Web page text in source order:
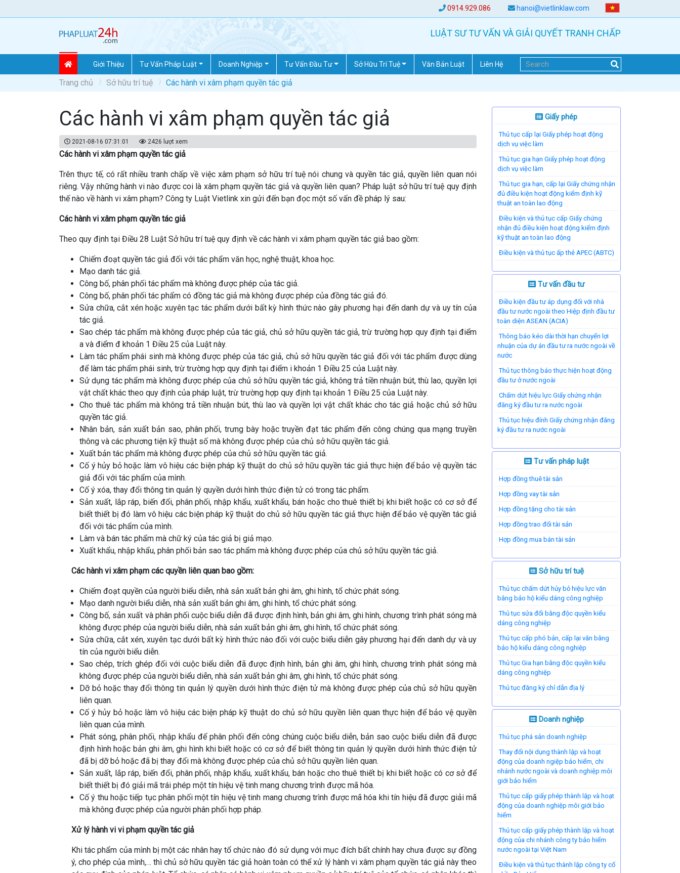
0914.929.086 hanoi@vietlinklaw.com
LUẬT SƯ TƯ VẤN VÀ GIẢI QUYẾT TRANH CHẤP
Giới Thiệu Tư Vấn Pháp Luật Doanh Nghiệp Tư Vấn Đầu Tư Sở Hữu Trí Tuệ Văn Bản Luật Liên Hệ
Trang chủ Sở hữu trí tuệ Các hành vi xâm phạm quyền tác giả
Các hành vi xâm phạm quyền tác giả
2021-08-16 07:31:01 2426 lượt xem
Các hành vi xâm phạm quyền tác giả
Trên thực tế, có rất nhiều tranh chấp về việc xâm phạm sở hữu trí tuệ nói chung và quyền tác giả, quyền liên quan nói
riêng. Vậy những hành vi nào được coi là xâm phạm quyền tác giả và quyền liên quan? Pháp luật sở hữu trí tuệ quy định
thế nào về hành vi xâm phạm? Công ty Luật Vietlink xin gửi đến bạn đọc một số vấn đề pháp lý sau:
Các hành vi xâm phạm quyền tác giả
Theo quy định tại Điều 28 Luật Sở hữu trí tuệ quy định về các hành vi xâm phạm quyền tác giả bao gồm:
Chiếm đoạt quyền tác giả đối với tác phẩm văn học, nghệ thuật, khoa học.
Mạo danh tác giả.
Công bố, phân phối tác phẩm mà không được phép của tác giả.
Công bố, phân phối tác phẩm có đồng tác giả mà không được phép của đồng tác giả đó.
Sửa chữa, cắt xén hoặc xuyên tạc tác phẩm dưới bất kỳ hình thức nào gây phương hại đến danh dự và uy tín của
tác giả.
Sao chép tác phẩm mà không được phép của tác giả, chủ sở hữu quyền tác giả, trừ trường hợp quy định tại điểm
a và điểm đ khoản 1 Điều 25 của Luật này.
Làm tác phẩm phái sinh mà không được phép của tác giả, chủ sở hữu quyền tác giả đối với tác phẩm được dùng
để làm tác phẩm phái sinh, trừ trường hợp quy định tại điểm i khoản 1 Điều 25 của Luật này.
Sử dụng tác phẩm mà không được phép của chủ sở hữu quyền tác giả, không trả tiền nhuận bút, thù lao, quyền lợi
vật chất khác theo quy định của pháp luật, trừ trường hợp quy định tại khoản 1 Điều 25 của Luật này.
Cho thuê tác phẩm mà không trả tiền nhuận bút, thù lao và quyền lợi vật chất khác cho tác giả hoặc chủ sở hữu
quyền tác giả.
Nhân bản, sản xuất bản sao, phân phối, trưng bày hoặc truyền đạt tác phẩm đến công chúng qua mạng truyền
thông và các phương tiện kỹ thuật số mà không được phép của chủ sở hữu quyền tác giả.
Xuất bản tác phẩm mà không được phép của chủ sở hữu quyền tác giả.
Cố ý hủy bỏ hoặc làm vô hiệu các biện pháp kỹ thuật do chủ sở hữu quyền tác giả thực hiện để bảo vệ quyền tác
giả đối với tác phẩm của mình.
Cố ý xóa, thay đổi thông tin quản lý quyền dưới hình thức điện tử có trong tác phẩm.
Sản xuất, lắp ráp, biến đổi, phân phối, nhập khẩu, xuất khẩu, bán hoặc cho thuê thiết bị khi biết hoặc có cơ sở để
biết thiết bị đó làm vô hiệu các biện pháp kỹ thuật do chủ sở hữu quyền tác giả thực hiện để bảo vệ quyền tác giả
đối với tác phẩm của mình.
Làm và bán tác phẩm mà chữ ký của tác giả bị giả mạo.
Xuất khẩu, nhập khẩu, phân phối bản sao tác phẩm mà không được phép của chủ sở hữu quyền tác giả.
Các hành vi xâm phạm các quyền liên quan bao gồm:
Chiếm đoạt quyền của người biểu diễn, nhà sản xuất bản ghi âm, ghi hình, tổ chức phát sóng.
Mạo danh người biểu diễn, nhà sản xuất bản ghi âm, ghi hình, tổ chức phát sóng.
Công bố, sản xuất và phân phối cuộc biểu diễn đã được định hình, bản ghi âm, ghi hình, chương trình phát sóng mà
không được phép của người biểu diễn, nhà sản xuất bản ghi âm, ghi hình, tổ chức phát sóng.
Sửa chữa, cắt xén, xuyên tạc dưới bất kỳ hình thức nào đối với cuộc biểu diễn gây phương hại đến danh dự và uy
tín của người biểu diễn.
Sao chép, trích ghép đối với cuộc biểu diễn đã được định hình, bản ghi âm, ghi hình, chương trình phát sóng mà
không được phép của người biểu diễn, nhà sản xuất bản ghi âm, ghi hình, tổ chức phát sóng.
Dỡ bỏ hoặc thay đổi thông tin quản lý quyền dưới hình thức điện tử mà không được phép của chủ sở hữu quyền
liên quan.
Cố ý hủy bỏ hoặc làm vô hiệu các biện pháp kỹ thuật do chủ sở hữu quyền liên quan thực hiện để bảo vệ quyền
liên quan của mình.
Phát sóng, phân phối, nhập khẩu để phân phối đến công chúng cuộc biểu diễn, bản sao cuộc biểu diễn đã được
định hình hoặc bản ghi âm, ghi hình khi biết hoặc có cơ sở để biết thông tin quản lý quyền dưới hình thức điện tử
đã bị dỡ bỏ hoặc đã bị thay đổi mà không được phép của chủ sở hữu quyền liên quan.
Sản xuất, lắp ráp, biến đổi, phân phối, nhập khẩu, xuất khẩu, bán hoặc cho thuê thiết bị khi biết hoặc có cơ sở để
biết thiết bị đó giải mã trái phép một tín hiệu vệ tinh mang chương trình được mã hóa.
Cố ý thu hoặc tiếp tục phân phối một tín hiệu vệ tinh mang chương trình được mã hóa khi tín hiệu đã được giải mã
mà không được phép của người phân phối hợp pháp.
Xử lý hành vi vi phạm quyền tác giả
Khi tác phẩm của mình bị một các nhân hay tổ chức nào đó sử dụng với mục đích bất chính hay chưa được sự đồng
ý, cho phép của mình,… thì chủ sở hữu quyền tác giả hoàn toàn có thể xử lý hành vi xâm phạm quyền tác giả này theo
Giấy phép
Thủ tục cấp lại Giấy phép hoạt động
dịch vụ việc làm
Thủ tục gia hạn Giấy phép hoạt động
dịch vụ việc làm
Thủ tục gia hạn, cấp lại Giấy chứng nhận
đủ điều kiện hoạt động kiểm định kỹ
thuật an toàn lao động
Điều kiện và thủ tục cấp Giấy chứng
nhận đủ điều kiện hoạt động kiểm định
kỹ thuật an toàn lao động
Điều kiện và thủ tục ấp thẻ APEC (ABTC)
Tư vấn đầu tư
Điều kiện đầu tư áp dụng đối với nhà
đầu tư nước ngoài theo Hiệp định đầu tư
toàn diện ASEAN (ACIA)
Thông báo kéo dài thời hạn chuyển lợi
nhuận của dự án đầu tư ra nước ngoài về
nước
Thủ tục thông báo thực hiện hoạt động
đầu tư ở nước ngoài
Chấm dứt hiệu lực Giấy chứng nhận
đăng ký đầu tư ra nước ngoài
Thủ tục hiệu đính Giấy chứng nhận đăng
ký đầu tư ra nước ngoài
Tư vấn pháp luật
Hợp đồng thuê tài sản
Hợp đồng vay tài sản
Hợp đồng tặng cho tài sản
Hợp đồng trao đổi tài sản
Hợp đồng mua bán tài sản
Sở hữu trí tuệ
Thủ tục chấm dứt hủy bỏ hiệu lực văn
bằng bảo hộ kiểu dáng công nghiệp
Thủ tục sửa đổi bằng độc quyền kiểu
dáng công nghiệp
Thủ tục cấp phó bản, cấp lại văn bằng
bảo hộ kiểu dáng công nghiệp
Thủ tục Gia hạn bằng độc quyền kiểu
dáng công nghiệp
Thủ tục đăng ký chỉ dẫn địa lý
Doanh nghiệp
Thủ tục phá sản doanh nghiệp
Thay đổi nội dụng thành lập và hoạt
động của doanh ngiệp bảo hiểm, chi
nhánh nước ngoài và doanh nghiệp môi
giới bảo hiểm
Thủ tục cấp giấy phép thành lập và hoạt
động của doanh nghiệp môi giới bảo
hiểm
Thủ tục cấp giấy phép thành lập và hoạt
động của chi nhánh công ty bảo hiểm
nước ngoài tại Việt Nam
Điều kiện và thủ tục thành lập công ty cổ